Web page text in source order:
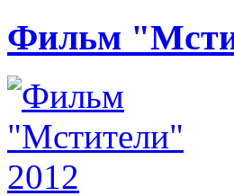
Фильм